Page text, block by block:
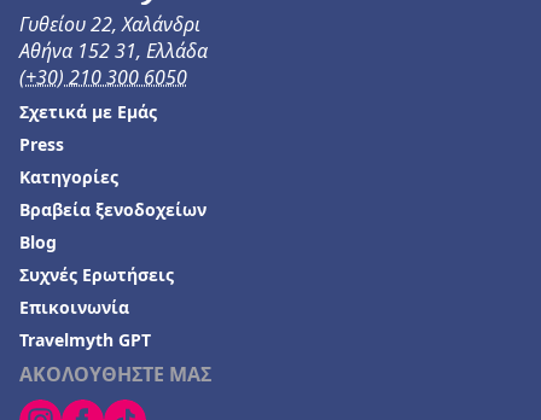
Ξενοδοχεία σε Αρτέμιδα (Λούτσα)
Ξενοδοχεία στην Κύπρο
Ξενοδοχεία στην Αμφιλοχία
Ξενοδοχεία στη Νέα Αγχίαλο
Ξενοδοχεία στο Λεωνίδιο
Ξενοδοχεία σε Πουκέτ
Ξενοδοχεία στη Λυγιά
Ξενοδοχεία στην Τήλο
Ξενοδοχεία στο Φίτζι
Γυθείου 22, Χαλάνδρι
Αθήνα 152 31, Ελλάδα
(+30) 210 300 6050
ΑΚΟΛΟΥΘΗΣΤΕ ΜΑΣ
Σχετικά με Εμάς
Press
Κατηγορίες
Βραβεία ξενοδοχείων
Blog
Συχνές Ερωτήσεις
Επικοινωνία
Travelmyth GPT